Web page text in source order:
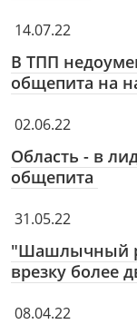
14.07.22
В ТПП
общепита на
02.06.22
Область - в
общепита
31.05.22
"Шашлычный
врезку более
08.04.22